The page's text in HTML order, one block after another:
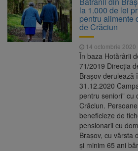
Nivelul Dunării a început să crească
8 august 2026
Asociația Română
Iluminat cere reducerea luminii pe
nopții, nu oprirea iluminatului public
7 august 2026
Trafic blocat pe DN1E
– Poiana Brașov după un accident.
persoane primesc îngrijiri medicale
Se schimbă
medic specialist. Subiecte unice în
aceeași oră și același barem
la 1.000 de lei
pentru alimente
de Crăciun
14 octombrie 2020
În baza Hotărârii
71/2019 Direcția
Brașov derulează
31.12.2020
pentru seniori” cu
Crăciun.
beneficieze de
pensionarii cu
Brașov, cu vârsta
și minim 65 ani